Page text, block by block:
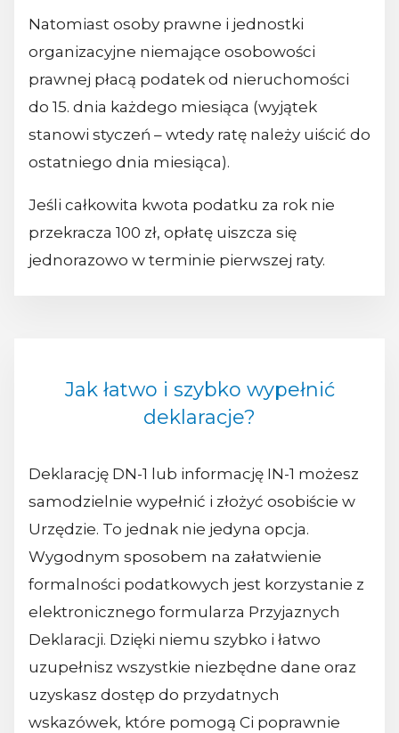
Natomiast osoby prawne i jednostki
organizacyjne niemające osobowości
prawnej płacą podatek od nieruchomości
do 15. dnia każdego miesiąca (wyjątek
stanowi styczeń – wtedy ratę należy uiścić do
ostatniego dnia miesiąca).
Jeśli całkowita kwota podatku za rok nie
przekracza 100 zł, opłatę uiszcza się
jednorazowo w terminie pierwszej raty.
Jak łatwo i szybko wypełnić
deklaracje?
Deklarację DN-1 lub informację IN-1 możesz
samodzielnie wypełnić i złożyć osobiście w
Urzędzie. To jednak nie jedyna opcja.
Wygodnym sposobem na załatwienie
formalności podatkowych jest korzystanie z
elektronicznego formularza Przyjaznych
Deklaracji. Dzięki niemu szybko i łatwo
uzupełnisz wszystkie niezbędne dane oraz
uzyskasz dostęp do przydatnych
wskazówek, które pomogą Ci poprawnie